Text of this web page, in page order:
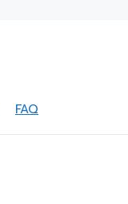
FAQ